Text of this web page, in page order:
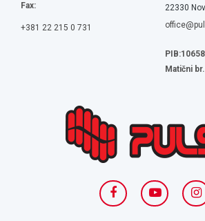
Fax:
+381 22 215 0 731
22330
Matični